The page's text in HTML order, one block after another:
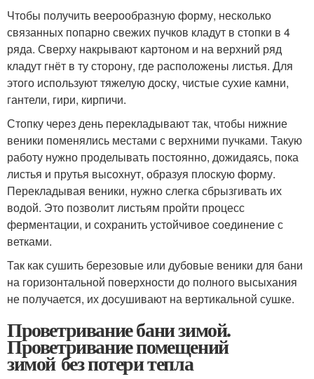
Чтобы получить веерообразную форму, несколько
связанных попарно свежих пучков кладут в стопки в 4
ряда. Сверху накрывают картоном и на верхний ряд
кладут гнёт в ту сторону, где расположены листья. Для
этого используют тяжелую доску, чистые сухие камни,
гантели, гири, кирпичи.
Стопку через день перекладывают так, чтобы нижние
веники поменялись местами с верхними пучками. Такую
работу нужно проделывать постоянно, дожидаясь, пока
листья и прутья высохнут, образуя плоскую форму.
Перекладывая веники, нужно слегка сбрызгивать их
водой. Это позволит листьям пройти процесс
ферментации, и сохранить устойчивое соединение с
ветками.
Так как сушить березовые или дубовые веники для бани
на горизонтальной поверхности до полного высыхания
не получается, их досушивают на вертикальной сушке.
Проветривание бани зимой.
Проветривание помещений
зимой без потери тепла